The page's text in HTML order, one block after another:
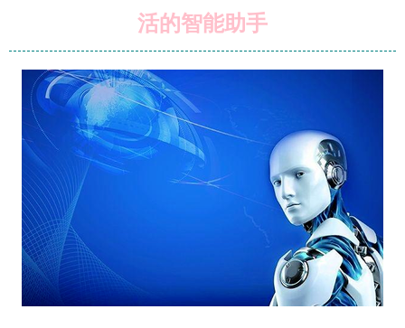
活的智能助手